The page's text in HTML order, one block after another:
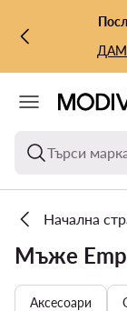
КЪМ
КЪМ ТЪРСЕНЕ
Търси
Начална
Мъже
Аксесоари